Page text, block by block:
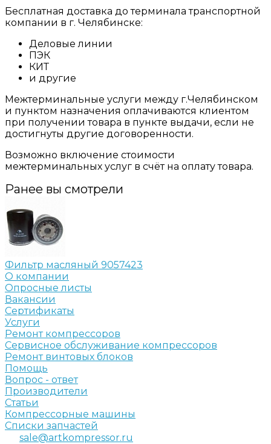
Бесплатная доставка до терминала транспортной
компании в г. Челябинске:
Деловые линии
ПЭК
КИТ
и другие
Межтерминальные услуги между г.Челябинском
и пунктом назначения оплачиваются клиентом
при получении товара в пункте выдачи, если не
достигнуты другие договоренности.
Возможно включение стоимости
межтерминальных услуг в счёт на оплату товара.
Ранее вы смотрели
Фильтр масляный 9057423
О компании
Опросные листы
Вакансии
Сертификаты
Услуги
Ремонт компрессоров
Сервисное обслуживание компрессоров
Ремонт винтовых блоков
Помощь
Вопрос - ответ
Производители
Статьи
Компрессорные машины
Списки запчастей
sale@artkompressor.ru